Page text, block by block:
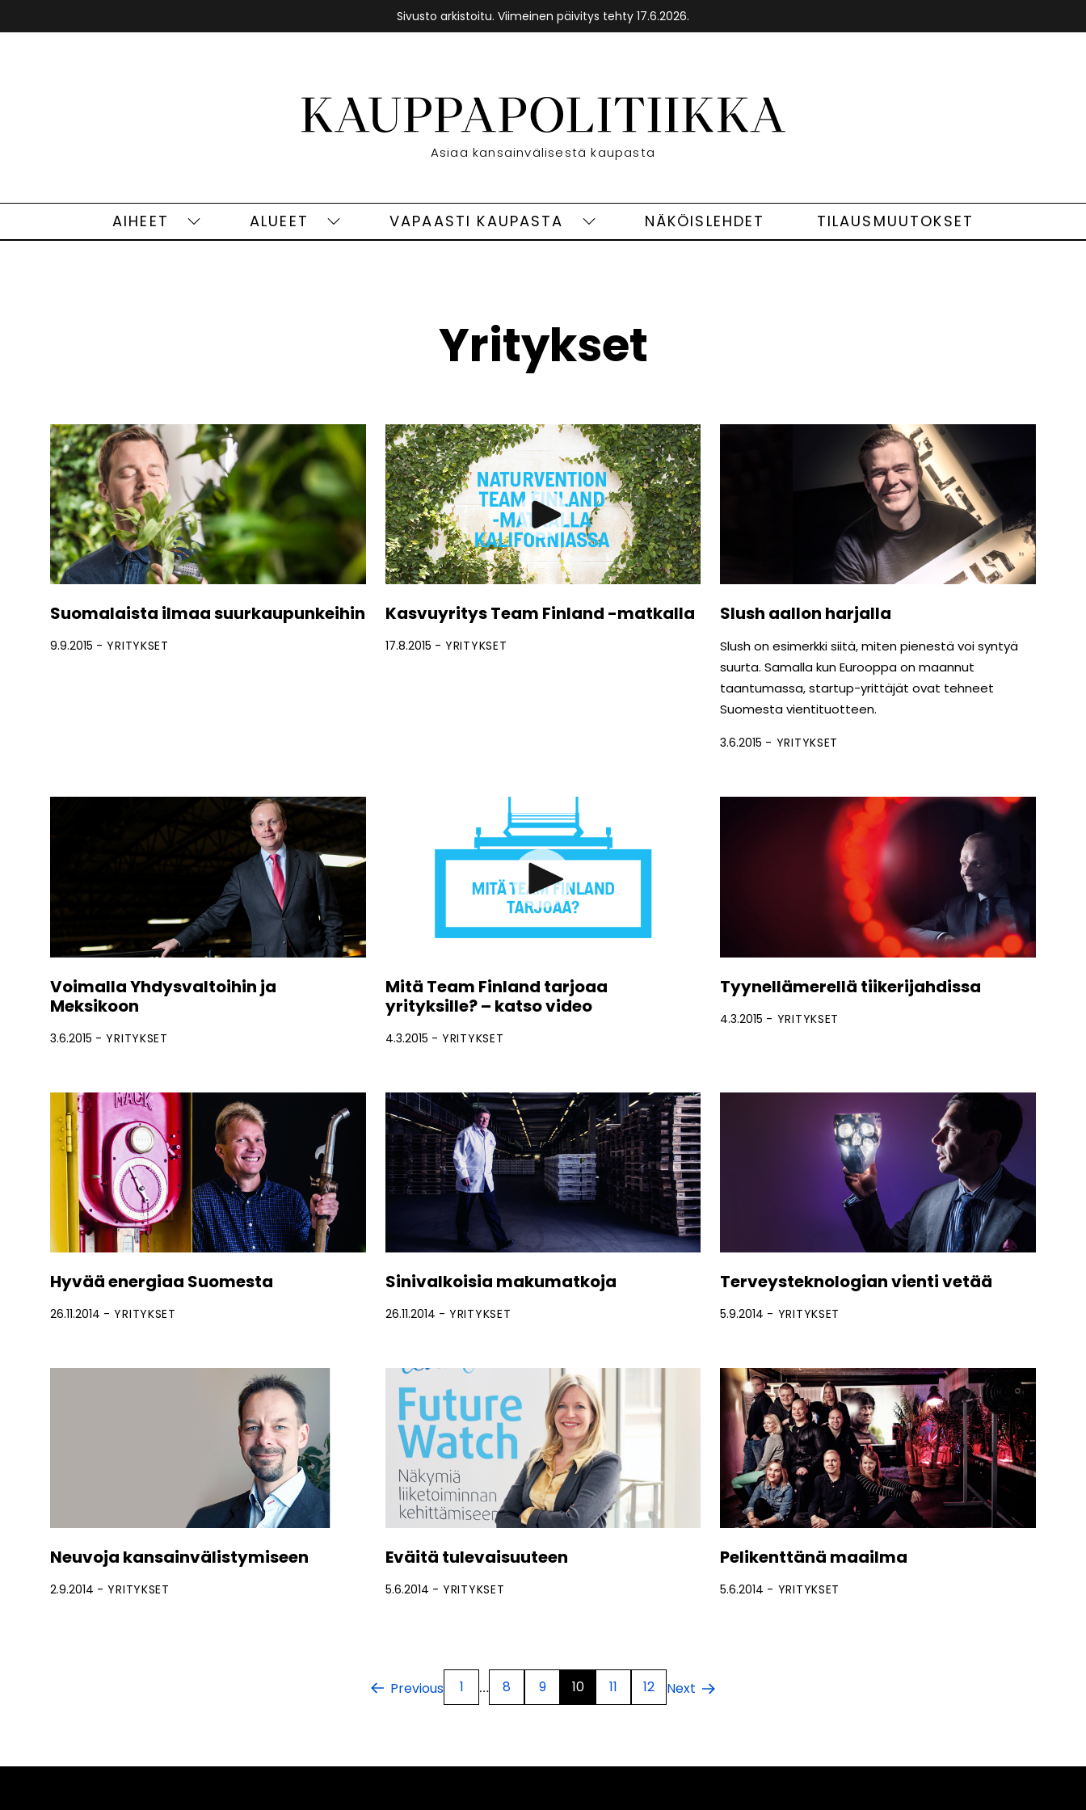
Sivusto arkistoitu. Viimeinen päivitys tehty 17.6.2026.
Etusivu
Asiaa kansainvälisestä kaupasta
AIHEET
Aiheet
ALUEET
Alueet
VAPAASTI KAUPASTA
VapaastiNÄKÖISLEHDET TILAUSMUUTOKSET
Yritykset
Suomalaista ilmaa suurkaupunkeihin
9.9.2015 YRITYKSET
Kasvuyritys Team Finland -matkalla
17.8.2015 YRITYKSET
Slush aallon harjalla
Slush on esimerkki siitä, miten pienestä voi syntyä
suurta. Samalla kun Eurooppa on maannut
taantumassa, startup-yrittäjät ovat tehneet
Suomesta vientituotteen.
3.6.2015 YRITYKSET
Voimalla Yhdysvaltoihin ja
Meksikoon
3.6.2015 YRITYKSET
Mitä Team Finland tarjoaa
yrityksille? – katso video
4.3.2015 YRITYKSET
Tyynellämerellä tiikerijahdissa
4.3.2015 YRITYKSET
Hyvää energiaa Suomesta
26.11.2014 YRITYKSET
Sinivalkoisia makumatkoja
26.11.2014 YRITYKSET
Terveysteknologian vienti vetää
5.9.2014 YRITYKSET
Neuvoja kansainvälistymiseen
2.9.2014 YRITYKSET
Eväitä tulevaisuuteen
5.6.2014 YRITYKSET
Pelikenttänä maailma
5.6.2014 YRITYKSET
Previous 1 … 8 9 10 11 12 Next